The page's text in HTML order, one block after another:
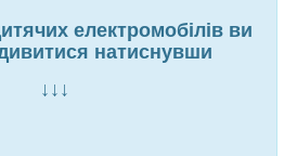
електромобілів ви
натиснувши
↓↓↓